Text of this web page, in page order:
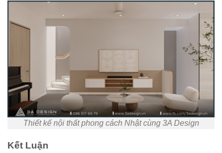
Thiết kế nội thất phong cách Nhật cùng 3A Design
Kết Luận